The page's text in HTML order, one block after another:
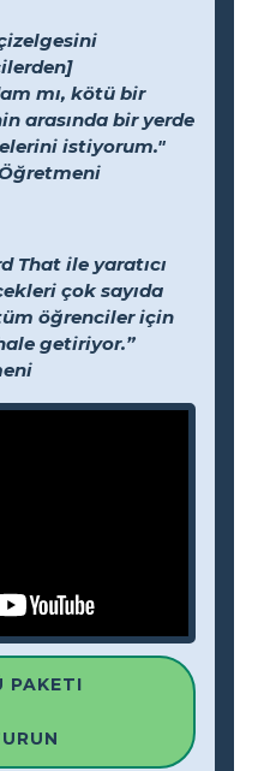
mı, kötü bir
arasında bir yerde
istiyorum."
That ile yaratıcı
çok sayıda
öğrenciler için
getiriyor.”
PAKETI